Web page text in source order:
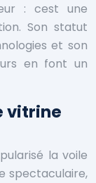
: cest une
Son statut
et son
en font un
vitrine
la voile
spectaculaire,